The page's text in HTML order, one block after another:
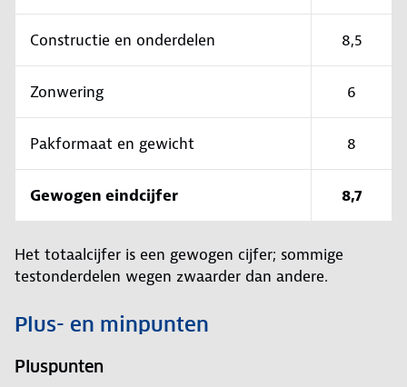
Constructie en onderdelen 8,5
Zonwering 6
Pakformaat en gewicht 8
Gewogen eindcijfer 8,7
Het totaalcijfer is een gewogen cijfer; sommige
testonderdelen wegen zwaarder dan andere.
Plus- en minpunten
Pluspunten